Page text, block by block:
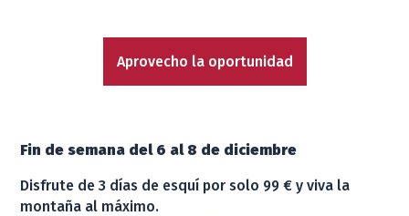
Aprovecho la oportunidad
Fin de semana del 6 al 8 de diciembre
Disfrute de 3 días de esquí por solo 99 € y viva la
montaña al máximo.